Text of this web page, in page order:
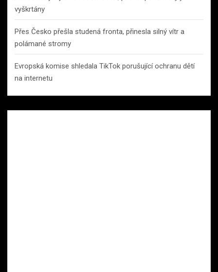
vyškrtány
Přes Česko přešla studená fronta, přinesla silný vítr a
polámané stromy
Evropská komise shledala TikTok porušující ochranu dětí
na internetu